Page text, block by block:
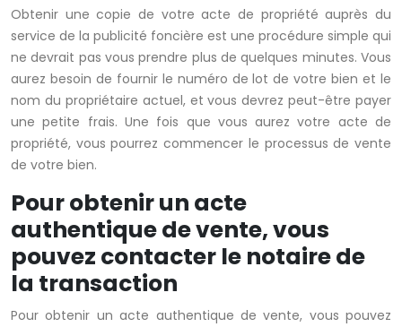
Obtenir une copie de votre acte de propriété auprès du
service de la publicité foncière est une procédure simple qui
ne devrait pas vous prendre plus de quelques minutes. Vous
aurez besoin de fournir le numéro de lot de votre bien et le
nom du propriétaire actuel, et vous devrez peut-être payer
une petite frais. Une fois que vous aurez votre acte de
propriété, vous pourrez commencer le processus de vente
de votre bien.
Pour obtenir un acte
authentique de vente, vous
pouvez contacter le notaire de
la transaction
Pour obtenir un acte authentique de vente, vous pouvez